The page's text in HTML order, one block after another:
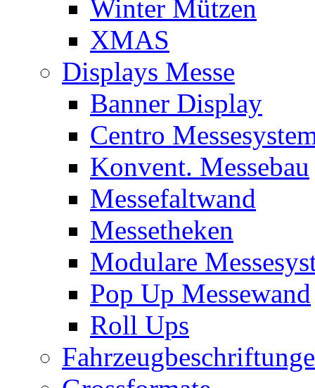
Winter Mützen
XMAS
Displays Messe
Banner Display
Centro
Konvent. Messebau
Messefaltwand
Messetheken
Modulare
Pop Up Messewand
Roll Ups